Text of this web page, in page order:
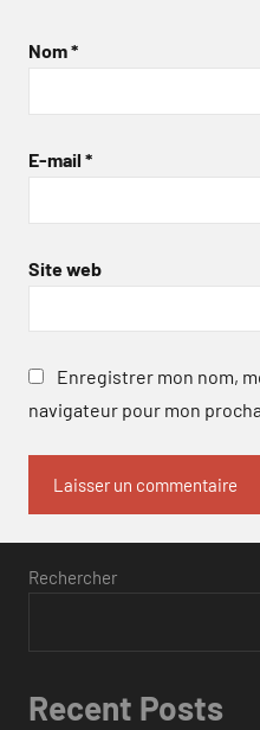
Nom*
E-mail *
Site web
Enregistrer mon nom,
navigateur pour mon
Rechercher
Recent Posts